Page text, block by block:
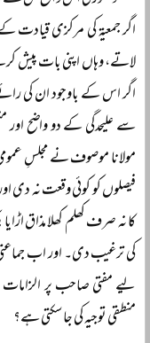
اگر جمعیۃ کی مرکزی قیادت
لاتے، وہاں اپنی بات پیش
اگر اس کے باوجود ان کی رائے
سے علیحدگی کے دو واضح
مولانا موصوف نے مجلسِ
فیصلوں کو کوئی وقعت نہ دی
کا نہ صرف کھلم کھلا مذاق
کی ترغیب دی۔ اور اب
لیے مفتی صاحب پر
منطقی توجیہ کی جا سکتی ہے؟